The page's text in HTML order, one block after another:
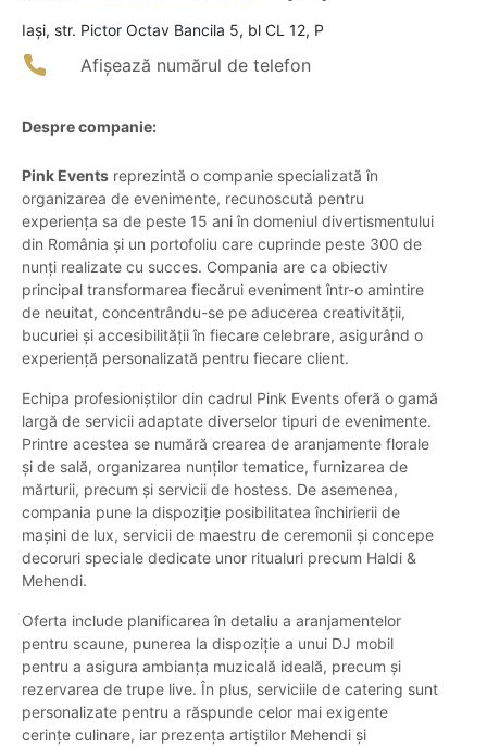
Iaşi, str. Pictor Octav Bancila 5, bl CL 12, P
Afișează numărul de telefon
Despre companie:
Pink Events reprezintă o companie specializată în
organizarea de evenimente, recunoscută pentru
experiența sa de peste 15 ani în domeniul divertismentului
din România și un portofoliu care cuprinde peste 300 de
nunți realizate cu succes. Compania are ca obiectiv
principal transformarea fiecărui eveniment într-o amintire
de neuitat, concentrându-se pe aducerea creativității,
bucuriei și accesibilității în fiecare celebrare, asigurând o
experiență personalizată pentru fiecare client.
Echipa profesioniștilor din cadrul Pink Events oferă o gamă
largă de servicii adaptate diverselor tipuri de evenimente.
Printre acestea se numără crearea de aranjamente florale
și de sală, organizarea nunților tematice, furnizarea de
mărturii, precum și servicii de hostess. De asemenea,
compania pune la dispoziție posibilitatea închirierii de
mașini de lux, servicii de maestru de ceremonii și concepe
decoruri speciale dedicate unor ritualuri precum Haldi &
Mehendi.
Oferta include planificarea în detaliu a aranjamentelor
pentru scaune, punerea la dispoziție a unui DJ mobil
pentru a asigura ambianța muzicală ideală, precum și
rezervarea de trupe live. În plus, serviciile de catering sunt
personalizate pentru a răspunde celor mai exigente
cerințe culinare, iar prezența artiștilor Mehendi și